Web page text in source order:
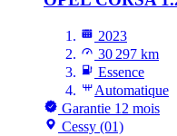
2023
30 297 km
Essence
Automatique
Garantie 12 mois
Cessy (01)